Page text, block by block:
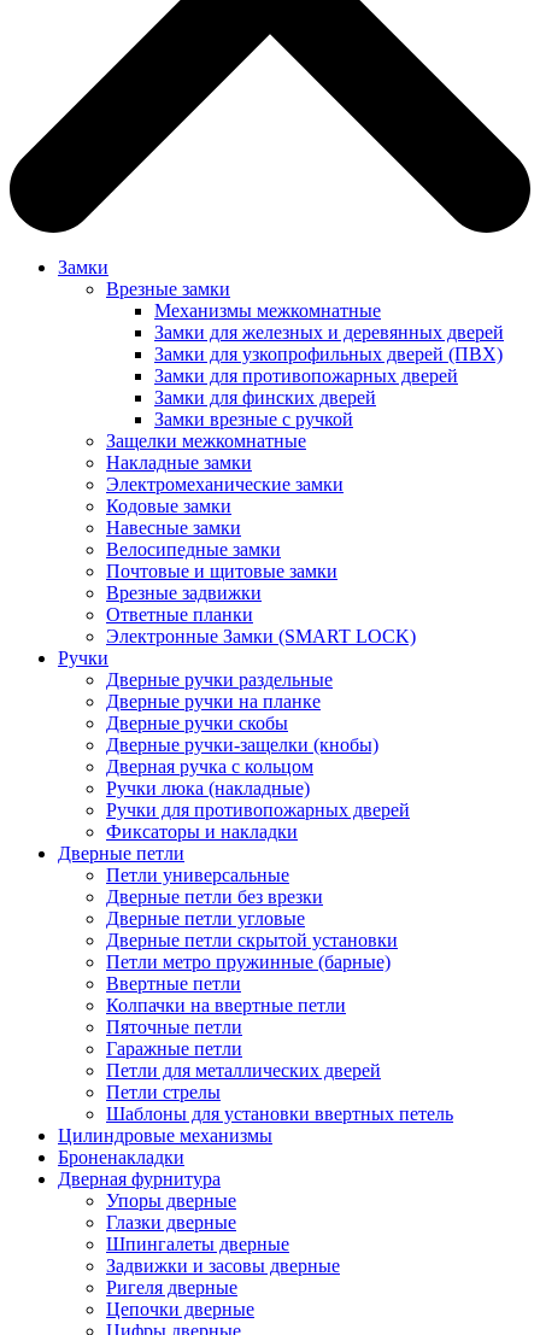
Замки
Врезные замки
Механизмы межкомнатные
Замки для железных и деревянных дверей
Замки для узкопрофильных дверей (ПВХ)
Замки для противопожарных дверей
Замки для финских дверей
Замки врезные с ручкой
Защелки межкомнатные
Накладные замки
Электромеханические замки
Кодовые замки
Навесные замки
Велосипедные замки
Почтовые и щитовые замки
Врезные задвижки
Ответные планки
Электронные Замки (SMART LOCK)
Ручки
Дверные ручки раздельные
Дверные ручки на планке
Дверные ручки скобы
Дверные ручки-защелки (кнобы)
Дверная ручка с кольцом
Ручки люка (накладные)
Ручки для противопожарных дверей
Фиксаторы и накладки
Дверные петли
Петли универсальные
Дверные петли без врезки
Дверные петли угловые
Дверные петли скрытой установки
Петли метро пружинные (барные)
Ввертные петли
Колпачки на ввертные петли
Пяточные петли
Гаражные петли
Петли для металлических дверей
Петли стрелы
Шаблоны для установки ввертных петель
Цилиндровые механизмы
Броненакладки
Дверная фурнитура
Упоры дверные
Глазки дверные
Шпингалеты дверные
Задвижки и засовы дверные
Ригеля дверные
Цепочки дверные
Цифры дверные